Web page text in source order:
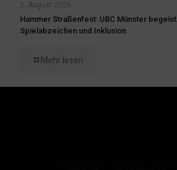
2. August 2026
Hammer Straßenfest: UBC Münster
Spielabzeichen und Inklusion
Mehr lesen